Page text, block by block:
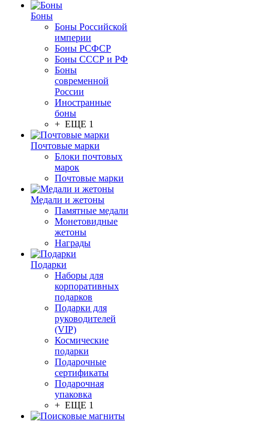
Боны
Боны Российской
империи
Боны РСФСР
Боны СССР и РФ
Боны
современной
России
Иностранные
боны
+ ЕЩЕ 1
Почтовые марки
Блоки почтовых
марок
Почтовые марки
Медали и жетоны
Памятные медали
Монетовидные
жетоны
Награды
Подарки
Наборы для
корпоративных
подарков
Подарки для
руководителей
(VIP)
Космические
подарки
Подарочные
сертификаты
Подарочная
упаковка
+ ЕЩЕ 1